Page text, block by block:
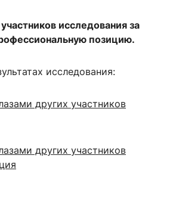
исследования за
позицию.
исследования:
других участников
других участников